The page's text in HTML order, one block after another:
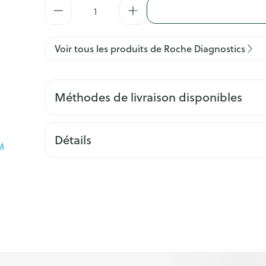
Voir tous les produits de Roche Diagnostics
Méthodes de livraison disponibles
Détails
en carrousel